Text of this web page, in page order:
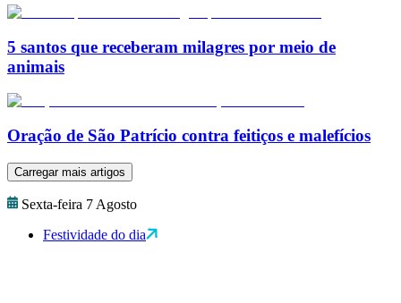
5 santos que receberam milagres por meio de
animais
Oração de São Patrício contra feitiços e malefícios
Carregar mais artigos
Sexta-feira 7 Agosto
Festividade do dia